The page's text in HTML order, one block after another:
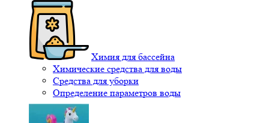
Химия для бассейна
Химические средства для воды
Средства для уборки
Определение параметров воды